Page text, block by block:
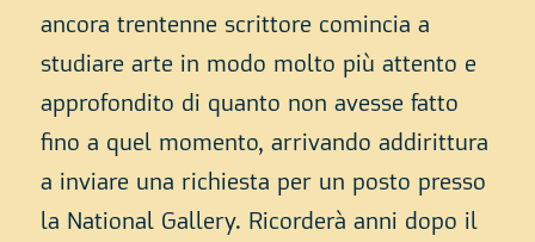
ancora trentenne scrittore comincia a
studiare arte in modo molto più attento e
approfondito di quanto non avesse fatto
fino a quel momento, arrivando addirittura
a inviare una richiesta per un posto presso
la National Gallery. Ricorderà anni dopo il